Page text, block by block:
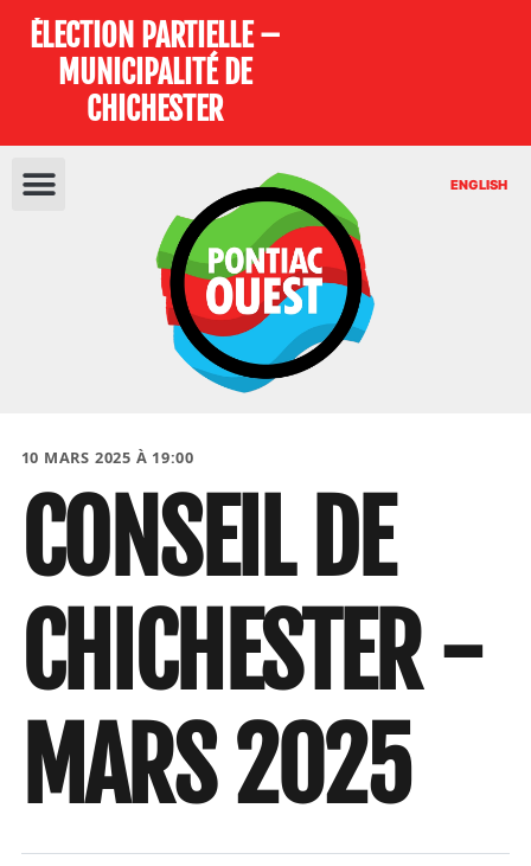
ÉLECTION PARTIELLE –
MUNICIPALITÉ DE
CHICHESTER
ENGLISH
10 MARS 2025 À 19:00
CONSEIL DE
CHICHESTER -
MARS 2025